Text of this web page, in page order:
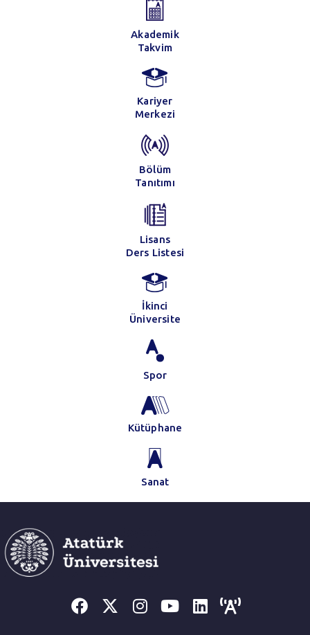
Akademik
Takvim
Kariyer
Merkezi
Bölüm
Tanıtımı
Lisans
Ders Listesi
İkinci
Üniversite
Spor
Kütüphane
Sanat